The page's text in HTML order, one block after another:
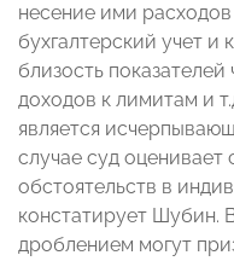
несение ими расходов
бухгалтерский учет и
близость
доходов к лимитам и
является
случае суд
обстоятельств в
констатирует Шубин.
дроблением могут